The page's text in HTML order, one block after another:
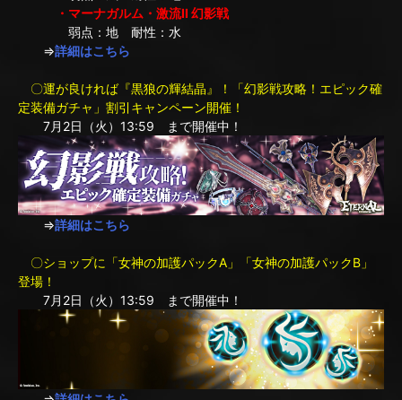
・マーナガルム・激流II 幻影戦
弱点：地 耐性：水
⇒詳細はこちら
〇運が良ければ『黒狼の輝結晶』！「幻影戦攻略！エピック確
定装備ガチャ」割引キャンペーン開催！
7月2日（火）13:59 まで開催中！
⇒詳細はこちら
〇ショップに「女神の加護パックA」「女神の加護パックB」
登場！
7月2日（火）13:59 まで開催中！